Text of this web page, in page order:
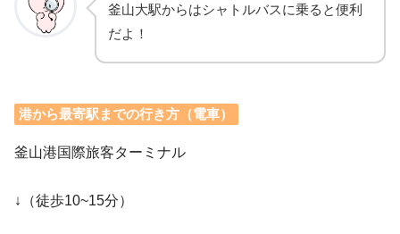
釜山大駅からはシャトルバスに乗ると便利
だよ！
港から最寄駅までの行き方（電車）
釜山港国際旅客ターミナル
↓（徒歩10~15分）